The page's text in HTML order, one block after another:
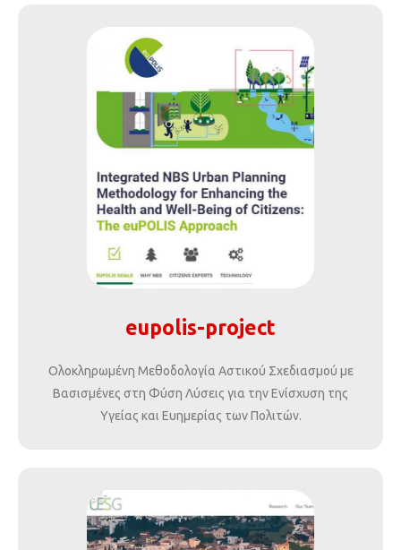
eupolis-project
Ολοκληρωμένη Μεθοδολογία Αστικού Σχεδιασμού με
Βασισμένες στη Φύση Λύσεις για την Ενίσχυση της
Υγείας και Ευημερίας των Πολιτών.